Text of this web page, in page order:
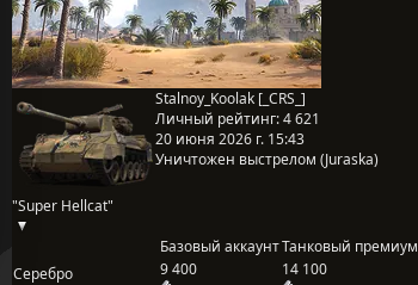
"Super Hellcat"
Stalnoy_Koolak [_CRS_]
Личный рейтинг:4 621
20 июня 2026 г. 15:43
Уничтожен выстрелом (Juraska)
Базовый аккаунтТанковый премиум
Серебро
9 400 14 100